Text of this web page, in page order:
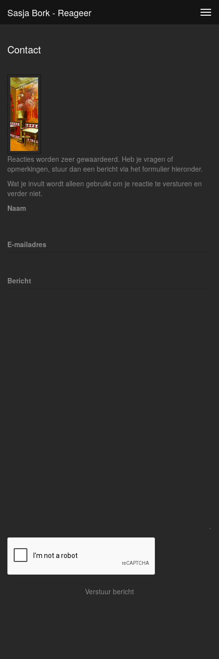
Sasja Bork - Reageer
Contact
Reacties worden zeer gewaardeerd. Heb je vragen of
opmerkingen, stuur dan een bericht via het formulier hieronder.
Wat je invult wordt alleen gebruikt om je reactie te versturen en
verder niet.
Naam
E-mailadres
Bericht